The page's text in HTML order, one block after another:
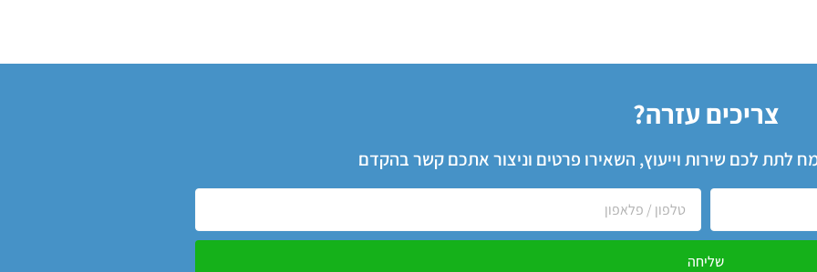
צריכים עזרה?
לתת לכם שירות וייעוץ, השאירו פרטים וניצור אתכם קשר בהקדם
שליחה